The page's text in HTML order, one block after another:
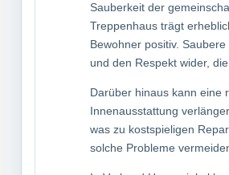
Sauberkeit der
Treppenhaus trägt
Bewohner positiv.
und den Respekt wider,
Darüber hinaus kann eine
Innenausstattung
was zu kostspieligen
solche Probleme